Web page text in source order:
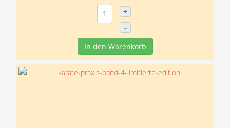
+
–
In den Warenkorb